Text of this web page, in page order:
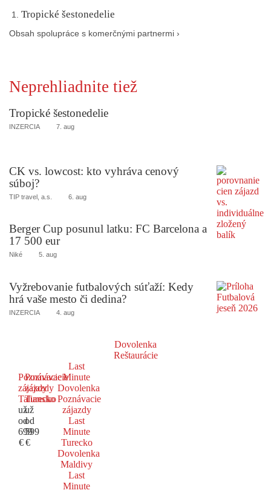
Tropické šestonedelie
Obsah spolupráce s komerčnými partnermi ›
Neprehliadnite tiež
Tropické šestonedelie
INZERCIA 7. aug
CK vs. lowcost: kto vyhráva cenový
súboj?
TIP travel, a.s. 6. aug
Berger Cup posunul latku: FC Barcelona a
17 500 eur
Niké 5. aug
Vyžrebovanie futbalových súťaží: Kedy
hrá vaše mesto či dedina?
INZERCIA 4. aug
Dovolenka
Reštaurácie
Poznávacie
zájazdy
Taliansko
už
od
699
€
Poznávacie
zájazdy
Turecko
už
od
599
€
Last
Minute
Dovolenka
Poznávacie
zájazdy
Last
Minute
Turecko
Dovolenka
Maldivy
Last
Minute